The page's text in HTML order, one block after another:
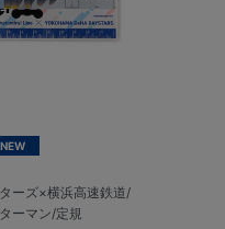
NEW
ーズ×横浜高速鉄道/
ーマン/定規